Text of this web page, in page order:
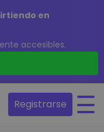
en
accesibles.
Registrarse